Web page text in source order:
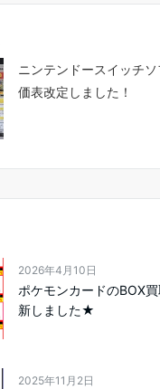
ニンテンドースイッチ
価表改定しました！
2026年4月10日
ポケモンカードのBOX
新しました★
2025年11月2日